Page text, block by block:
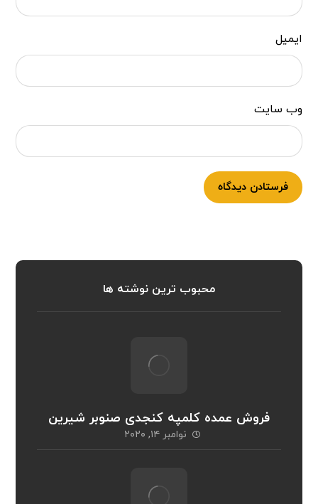
ایمیل
وب‌ سایت
فرستادن دیدگاه
محبوب ترین نوشته ها
فروش عمده کلمپه کنجدی صنوبر شیرین
نوامبر ۱۴, ۲۰۲۰